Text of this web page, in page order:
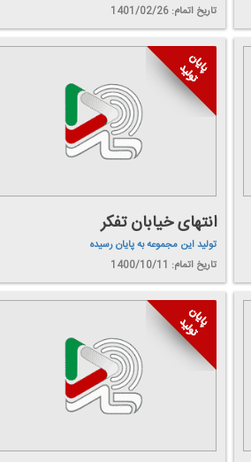
تاریخ اتمام: 1401/02/26
انتهای خیابان تفكر
تولید این مجموعه به پایان رسیده
تاریخ اتمام: 1400/10/11